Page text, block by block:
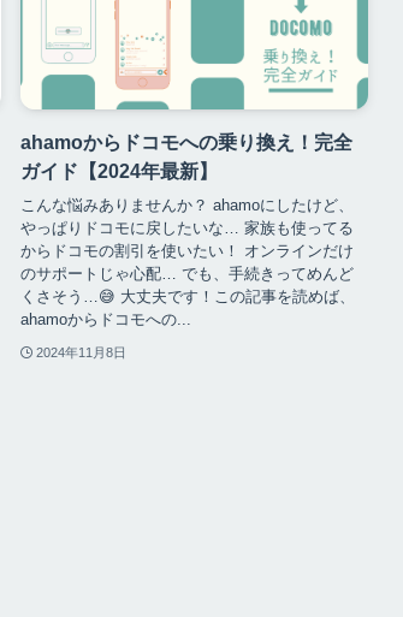
ahamoからドコモへの乗り換え！完全
ガイド【2024年最新】
こんな悩みありませんか？ ahamoにしたけど、
やっぱりドコモに戻したいな… 家族も使ってる
からドコモの割引を使いたい！ オンラインだけ
のサポートじゃ心配… でも、手続きってめんど
くさそう…😅 大丈夫です！この記事を読めば、
ahamoからドコモへの...
2024年11月8日